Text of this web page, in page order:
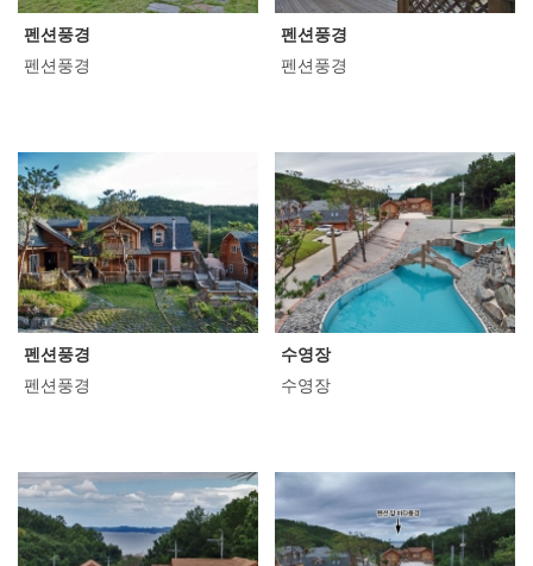
펜션풍경
펜션풍경
펜션풍경
펜션풍경
펜션풍경
펜션풍경
수영장
수영장